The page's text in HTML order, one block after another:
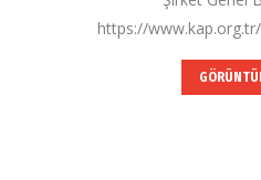
https://